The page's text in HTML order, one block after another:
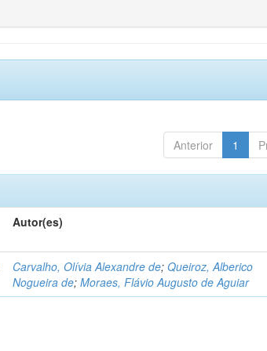
Anterior 1
Autor(es)
Carvalho, Olívia Alexandre de;Queiroz, Alberico
Nogueira de;Moraes, Flávio Augusto de Aguiar